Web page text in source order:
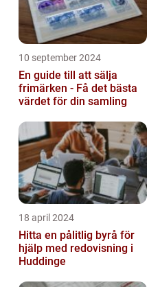
10 september 2024
En guide till att sälja
frimärken - Få det bästa
värdet för din samling
18 april 2024
Hitta en pålitlig byrå för
hjälp med redovisning i
Huddinge